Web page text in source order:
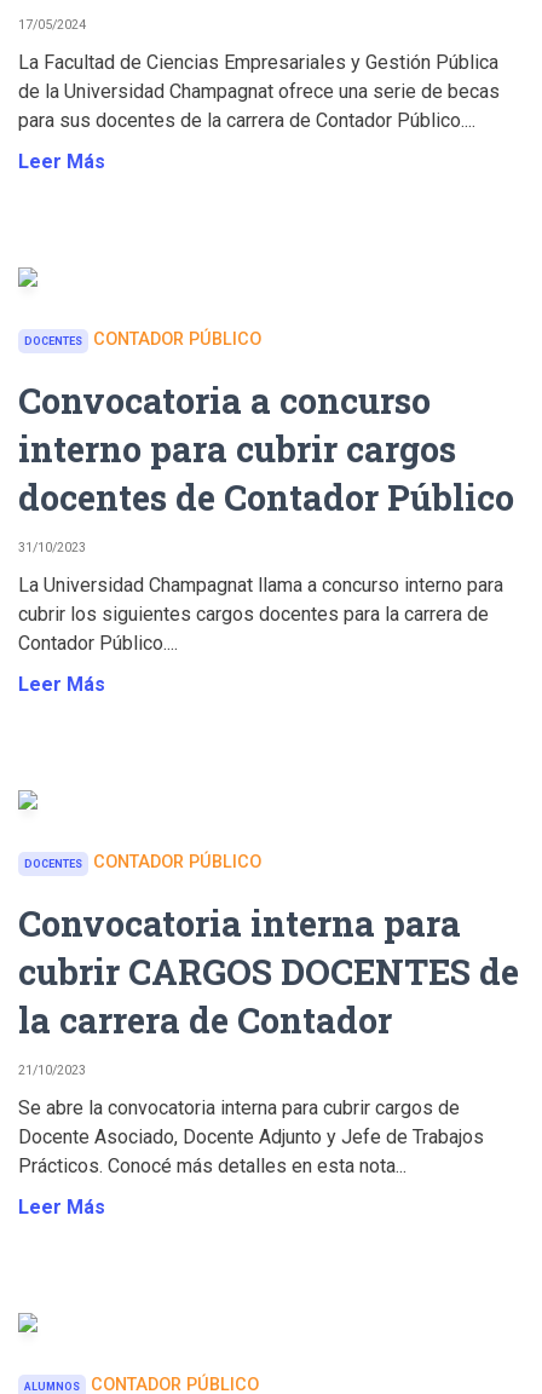
17/05/2024
La Facultad de Ciencias Empresariales y Gestión Pública
de la Universidad Champagnat ofrece una serie de becas
para sus docentes de la carrera de Contador Público....
Leer Más
DOCENTES CONTADOR PÚBLICO
Convocatoria a concurso
interno para cubrir cargos
docentes de Contador Público
31/10/2023
La Universidad Champagnat llama a concurso interno para
cubrir los siguientes cargos docentes para la carrera de
Contador Público....
Leer Más
DOCENTES CONTADOR PÚBLICO
Convocatoria interna para
cubrir CARGOS DOCENTES de
la carrera de Contador
21/10/2023
Se abre la convocatoria interna para cubrir cargos de
Docente Asociado, Docente Adjunto y Jefe de Trabajos
Prácticos. Conocé más detalles en esta nota...
Leer Más
ALUMNOS CONTADOR PÚBLICO